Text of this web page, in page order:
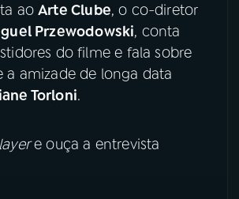
aoArte Clube, o co-diretor
Przewodowski, conta
do filme e fala sobre
a amizade de longa data
Torloni.
e ouça a entrevista